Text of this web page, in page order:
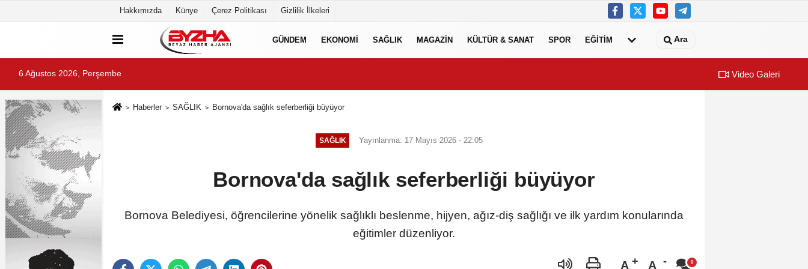
Hakkımızda Künye Çerez Politikası Gizlilik İlkeleri
GÜNDEM EKONOMİ SAĞLIK MAGAZİN KÜLTÜR & SANAT SPOR EĞİTİM Ara
6 Ağustos 2026, Perşembe Video Galeri
Haberler SAĞLIK Bornova'da sağlık seferberliği büyüyor
SAĞLIK Yayınlanma: 17 Mayıs 2026 - 22:05
Bornova'da sağlık seferberliği büyüyor
Bornova Belediyesi, öğrencilerine yönelik sağlıklı beslenme, hijyen, ağız-diş sağlığı ve ilk yardım konularında
eğitimler düzenliyor.
A A